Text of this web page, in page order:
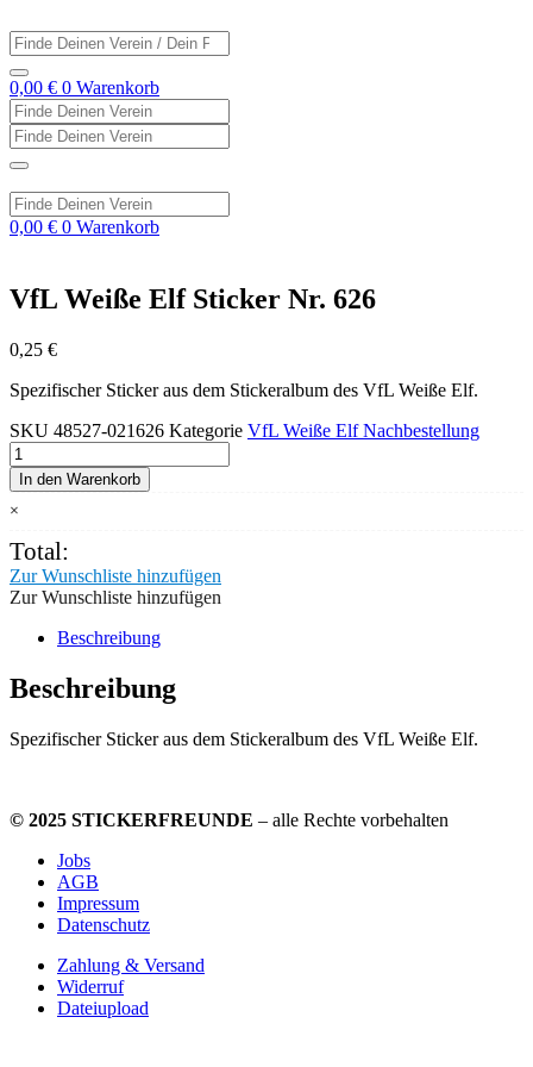
Inhalt
springen
Search
...
0,00 € 0 Warenkorb
Search
...Search
...
Search
...
0,00 € 0 Warenkorb
VfL Weiße Elf Sticker Nr. 626
0,25 €
Spezifischer Sticker aus dem Stickeralbum des VfL Weiße Elf.
SKU 48527-021626 Kategorie VfL Weiße Elf Nachbestellung
VfL
Weiße
Elf
Sticker
626
Menge
In den Warenkorb
×
Total:
Zur Wunschliste hinzufügen
Zur Wunschliste hinzufügen
Beschreibung
Beschreibung
Spezifischer Sticker aus dem Stickeralbum des VfL Weiße Elf.
© 2025 STICKERFREUNDE – alle Rechte vorbehalten
Jobs
AGB
Impressum
Datenschutz
Zahlung & Versand
Widerruf
Dateiupload